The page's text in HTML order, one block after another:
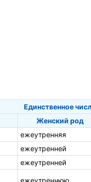
Единственное
Женский род
ежеутренняя
ежеутренней
ежеутренней